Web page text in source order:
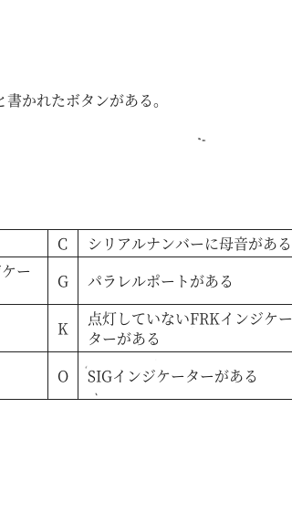
かれたボタンがある。
C シリアルナンバーに母音がある
ー
G パラレルポートがある
K
点灯していないFRKインジケー
ターがある
O SIGインジケーターがある